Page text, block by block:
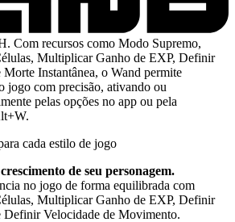
Com recursos como Modo Supremo,
Multiplicar Ganho de EXP, Definir
Instantânea, o Wand permite
jogo com precisão, ativando ou
pelas opções no app ou pela
cada estilo de jogo
de seu personagem.
no jogo de forma equilibrada com
Multiplicar Ganho de EXP, Definir
Definir Velocidade de Movimento.